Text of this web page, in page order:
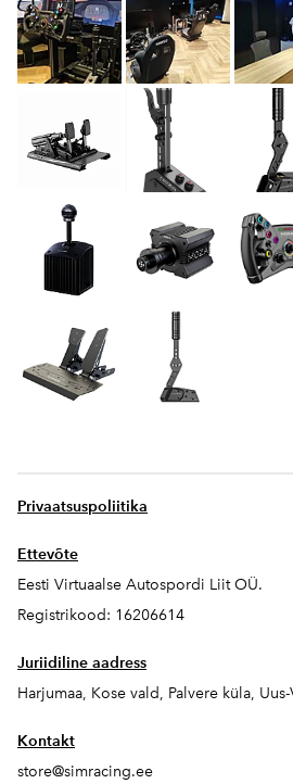
Privaatsuspoliitika
Ettevõte
Eesti Virtuaalse Autospordi Liit OÜ.
Registrikood: 16206614
Juriidiline aadress
Harjumaa, Kose vald, Palvere küla,
Kontakt
store@simracing.ee